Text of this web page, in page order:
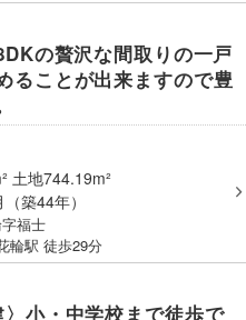
の贅沢な間取りの一戸
ることが出来ますので豊
土地744.19m²
築44年）
福士
輪駅 徒歩29分
〉小・中学校まで徒歩で